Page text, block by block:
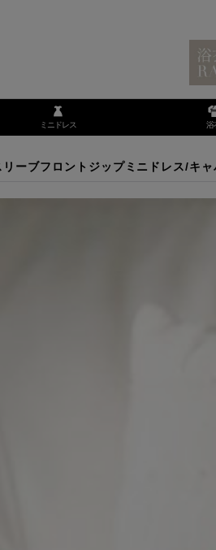
ミニドレス 浴
ーブフロントジップミニドレス/